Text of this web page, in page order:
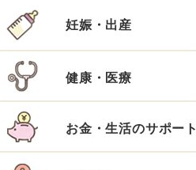
妊娠・出産
健康・医療
お金・生活のサポート